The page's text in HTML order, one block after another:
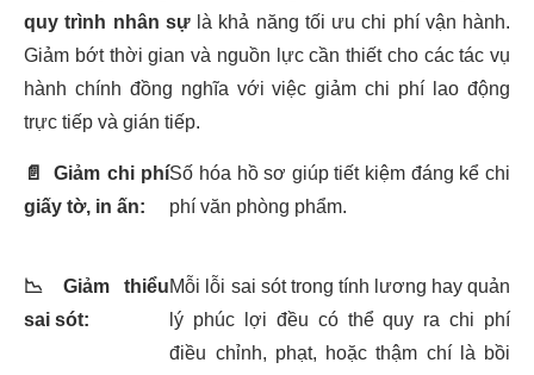
quy trình nhân sựlà khả năng tối ưu chi phí vận hành.
Giảm bớt thời gian và nguồn lực cần thiết cho các tác vụ
hành chính đồng nghĩa với việc giảm chi phí lao động
trực tiếp và gián tiếp.
📄
Giảm chi phí
giấy tờ, in ấn:
Số hóa hồ sơ giúp tiết kiệm đáng kể chi
phí văn phòng phẩm.
📉
Giảm thiểu
sai sót:
Mỗi lỗi sai sót trong tính lương hay quản
lý phúc lợi đều có thể quy ra chi phí
điều chỉnh, phạt, hoặc thậm chí là bồi